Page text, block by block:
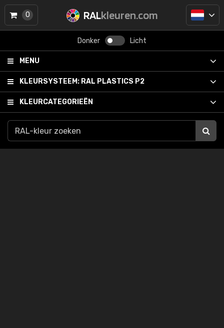
RALkleuren.com
Donker Licht
MENU
KLEURSYSTEEM: RAL PLASTICS P2
KLEURCATEGORIEËN
0